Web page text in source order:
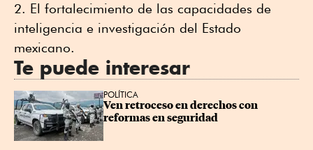
El fortalecimiento de las capacidades de
inteligencia e investigación del Estado
mexicano.
Te puede interesar
POLÍTICA
Ven retroceso en derechos con
reformas en seguridad